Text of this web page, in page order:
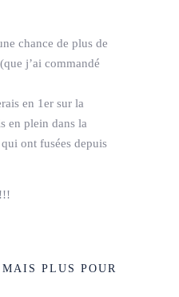
chance de plus de
j’ai commandé
en 1er sur la
en plein dans la
ont fusées depuis
PLUS POUR